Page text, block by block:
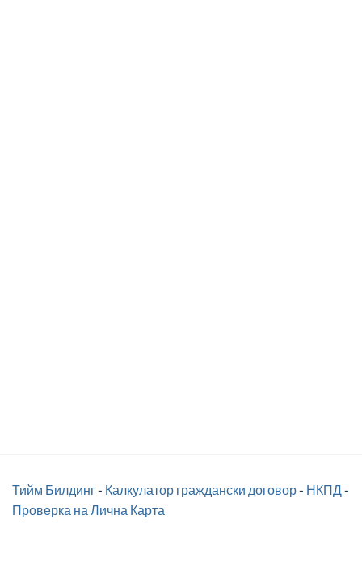
Тийм Билдинг- Калкулатор граждански договор- НКПД -
Проверка на Лична Карта